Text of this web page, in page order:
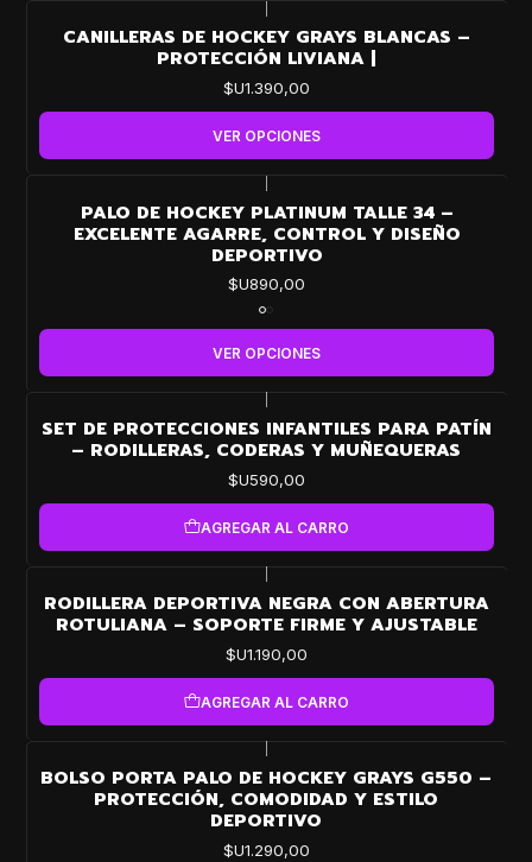
CANILLERAS DE HOCKEY GRAYS BLANCAS –
PROTECCIÓN LIVIANA |
$U1.390,00
VER OPCIONES
PALO DE HOCKEY PLATINUM TALLE 34 –
EXCELENTE AGARRE, CONTROL Y DISEÑO
DEPORTIVO
$U890,00
VER OPCIONES
SET DE PROTECCIONES INFANTILES PARA PATÍN
– RODILLERAS, CODERAS Y MUÑEQUERAS
$U590,00
AGREGAR AL CARRO
RODILLERA DEPORTIVA NEGRA CON ABERTURA
ROTULIANA – SOPORTE FIRME Y AJUSTABLE
$U1.190,00
AGREGAR AL CARRO
BOLSO PORTA PALO DE HOCKEY GRAYS G550 –
PROTECCIÓN, COMODIDAD Y ESTILO
DEPORTIVO
$U1.290,00